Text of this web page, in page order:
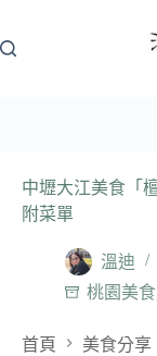
至
中壢大江美食「
附菜單
溫迪
桃園美食
首頁 美食分享